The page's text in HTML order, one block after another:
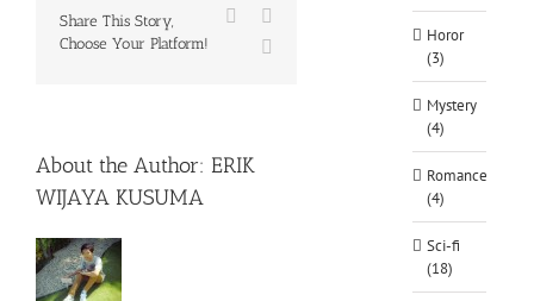
Share This Story,
Choose Your Platform!
Facebook
About the Author: ERIK
WIJAYA KUSUMA
Horor
(3)
Mystery
(4)
Romance
(4)
Sci-fi
(18)